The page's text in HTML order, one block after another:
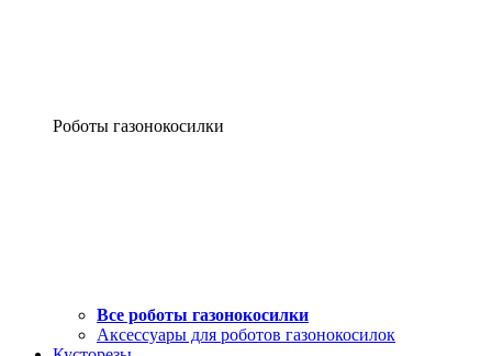
Роботы газонокосилки
Все роботы газонокосилки
Аксессуары для роботов газонокосилок